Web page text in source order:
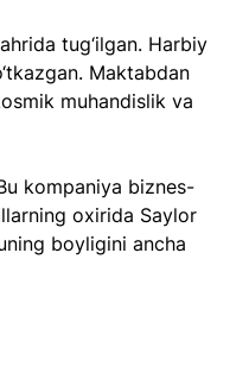
tug‘ilgan. Harbiy
Maktabdan
muhandislik va
kompaniya biznes-
oxirida Saylor
boyligini ancha